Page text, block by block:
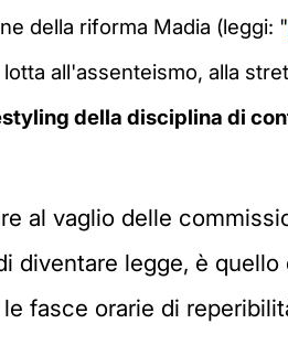
della riforma Madia (leggi: "
lotta all'assenteismo, alla
della disciplina di
al vaglio delle
diventare legge, è quello
fasce orarie di